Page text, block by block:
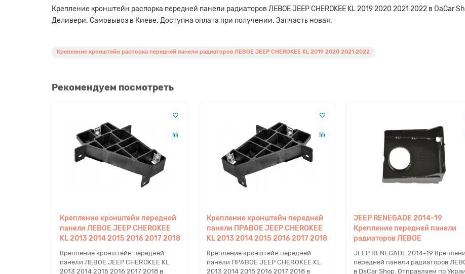
Крепление кронштейн распорка передней панели радиаторов ЛЕВОЕ JEEP CHEROKEE KL 2019 2020 2021 2022 в DaCar
Деливери. Самовывоз в Киеве. Доступна оплата при получении. Запчасть новая.
Крепление кронштейн распорка передней панели радиаторов ЛЕВОЕ JEEP CHEROKEE KL 2019 2020 2021 2022
Рекомендуем посмотреть
Крепление кронштейн передней
панели ЛЕВОЕ JEEP CHEROKEE
KL 2013 2014 2015 2016 2017 2018
Крепление кронштейн передней
панели ЛЕВОЕ JEEP CHEROKEE KL
2013 2014 2015 2016 2017 2018 в
Крепление кронштейн передней
панели ПРАВОЕ JEEP CHEROKEE
KL 2013 2014 2015 2016 2017 2018
Крепление кронштейн передней
панели ПРАВОЕ JEEP CHEROKEE KL
2013 2014 2015 2016 2017 2018 в
JEEP RENEGADE 2014-19
Крепление передней панели
радиаторов ЛЕВОЕ
JEEP RENEGADE 2014-19
передней панели радиаторов
в DaCar Shop. Отправляем по